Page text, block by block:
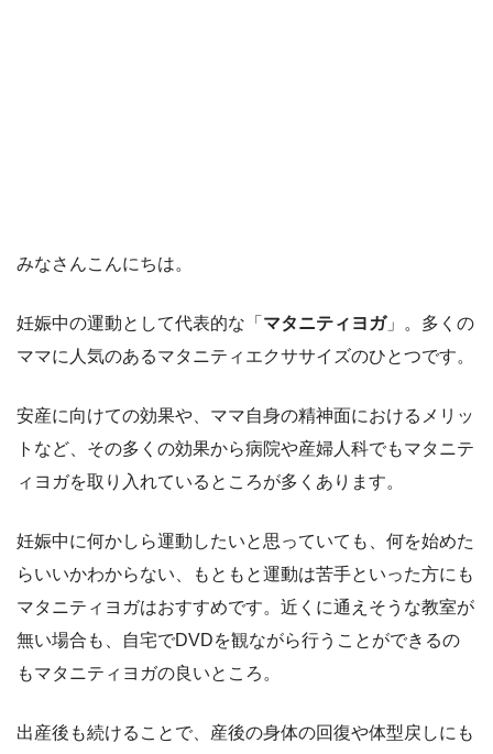
みなさんこんにちは。
妊娠中の運動として代表的な「 マタニティヨガ」。多くの
ママに人気のあるマタニティエクササイズのひとつです。
安産に向けての効果や、ママ自身の精神面におけるメリッ
トなど、その多くの効果から病院や産婦人科でもマタニテ
ィヨガを取り入れているところが多くあります。
妊娠中に何かしら運動したいと思っていても、何を始めた
らいいかわからない、もともと運動は苦手といった方にも
マタニティヨガはおすすめです。近くに通えそうな教室が
無い場合も、自宅でDVDを観ながら行うことができるの
もマタニティヨガの良いところ。
出産後も続けることで、産後の身体の回復や体型戻しにも